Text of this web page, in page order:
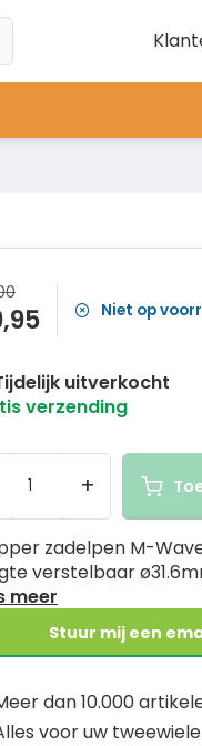
Niet op
uitverkocht
verzending
+
zadelpen M-
verstelbaar
meer
Stuur mij een
dan 10.000
voor uw